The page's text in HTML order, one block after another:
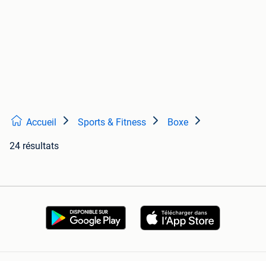
Accueil Sports & Fitness Boxe
24 résultats